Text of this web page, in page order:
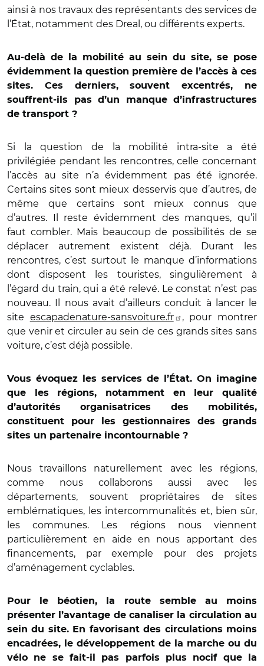
ainsi à nos travaux des représentants des services de
l’État, notamment des Dreal, ou différents experts.
Au-delà de la mobilité au sein du site, se pose
évidemment la question première de l’accès à ces
sites. Ces derniers, souvent excentrés, ne
souffrent-ils pas d’un manque d’infrastructures
de transport ?
Si la question de la mobilité intra-site a été
privilégiée pendant les rencontres, celle concernant
l’accès au site n’a évidemment pas été ignorée.
Certains sites sont mieux desservis que d’autres, de
même que certains sont mieux connus que
d’autres. Il reste évidemment des manques, qu’il
faut combler. Mais beaucoup de possibilités de se
déplacer autrement existent déjà. Durant les
rencontres, c’est surtout le manque d’informations
dont disposent les touristes, singulièrement à
l’égard du train, qui a été relevé. Le constat n’est pas
nouveau. Il nous avait d’ailleurs conduit à lancer le
site escapadenature-sansvoiture.fr
, pour montrer
que venir et circuler au sein de ces grands sites sans
voiture, c’est déjà possible.
Vous évoquez les services de l’État. On imagine
que les régions, notamment en leur qualité
d’autorités organisatrices des mobilités,
constituent pour les gestionnaires des grands
sites un partenaire incontournable ?
Nous travaillons naturellement avec les régions,
comme nous collaborons aussi avec les
départements, souvent propriétaires de sites
emblématiques, les intercommunalités et, bien sûr,
les communes. Les régions nous viennent
particulièrement en aide en nous apportant des
financements, par exemple pour des projets
d’aménagement cyclables.
Pour le béotien, la route semble au moins
présenter l’avantage de canaliser la circulation au
sein du site. En favorisant des circulations moins
encadrées, le développement de la marche ou du
vélo ne se fait-il pas parfois plus nocif que la